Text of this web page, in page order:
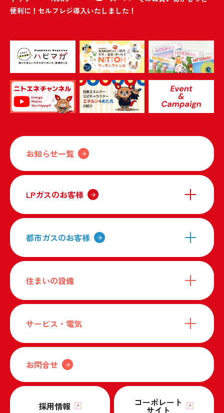
便利に！セルフレジ導入いたしました！
お知らせ一覧
LPガスのお客様
都市ガスのお客様
住まいの設備
サービス・電気
お問合せ
採用情報 コーポレート
サイト